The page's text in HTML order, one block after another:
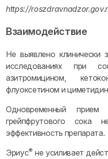
https://
Взаимодействие
Не выявлено клинически
исследованиях при
азитромицином,
флуоксетином и
Одновременный
грейпфрутового сока
эффективность препарата.
Эриус® не усиливает